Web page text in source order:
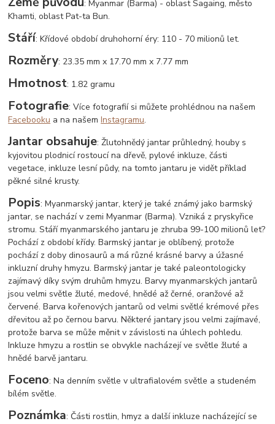
: Myanmar (Barma) - oblast Sagaing, město
Khamti, oblast Pat-ta Bun.
Stáří: Křídové období druhohorní éry: 110 - 70 milionů let.
Rozměry: 23.35 mm x 17.70 mm x 7.77 mm
Hmotnost: 1.82 gramu
Fotografie: Více fotografií si můžete prohlédnou na našem
Facebooku a na našemInstagramu.
Jantar obsahuje: Žlutohnědý jantar průhledný, houby s
kyjovitou plodnicí rostoucí na dřevě, pylové inkluze, části
vegetace, inkluze lesní půdy, na tomto jantaru je vidět příklad
pěkné silné krusty.
Popis: Myanmarský jantar, který je také známý jako barmský
jantar, se nachází v zemi Myanmar (Barma). Vzniká z pryskyřice
stromu. Stáří myanmarského jantaru je zhruba 99-100 milionů let?
Pochází z období křídy. Barmský jantar je oblíbený, protože
pochází z doby dinosaurů a má různé krásné barvy a úžasné
inkluzní druhy hmyzu. Barmský jantar je také paleontologicky
zajímavý díky svým druhům hmyzu. Barvy myanmarských jantarů
jsou velmi světle žluté, medové, hnědé až černé, oranžové až
červené. Barva kořenových jantarů od velmi světlé krémové přes
dřevitou až po černou barvu. Některé jantary jsou velmi zajímavé,
protože barva se může měnit v závislosti na úhlech pohledu.
Inkluze hmyzu a rostlin se obvykle nacházejí ve světle žluté a
hnědé barvě jantaru.
Foceno: Na denním světle v ultrafialovém světle a studeném
bílém světle.
Poznámka: Části rostlin, hmyz a další inkluze nacházející se